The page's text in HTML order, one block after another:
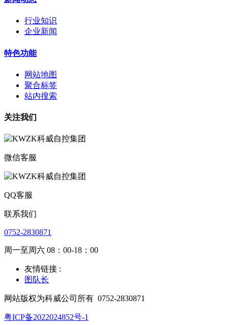
行业知识
企业新闻
特色功能
网站地图
聚合标签
站内搜索
关注我们
微信客服
QQ客服
联系我们
0752-2830871
周一至周六 08：00-18：00
友情链接 :
图队长
网站版权为科威公司所有 0752-2830871
粤ICP备2022024852号-1